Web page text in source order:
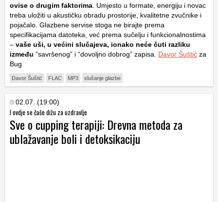
ovise o drugim faktorima . Umjesto u formate, energiju i novac
treba uložiti u akustičku obradu prostorije, kvalitetne zvučnike i
pojačalo. Glazbene servise stoga ne birajte prema
specifikacijama datoteka, već prema sučelju i funkcionalnostima
– vaše uši, u većini slučajeva, ionako neće čuti razliku
između “savršenog” i “dovoljno dobrog” zapisa. Davor Šuštić za
Bug
Davor Šuštić FLAC MP3 slušanje glazbe
02.07. (19:00)
I ovdje se čaše dižu za uzdravlje
Sve o cupping terapiji: Drevna metoda za
ublažavanje boli i detoksikaciju